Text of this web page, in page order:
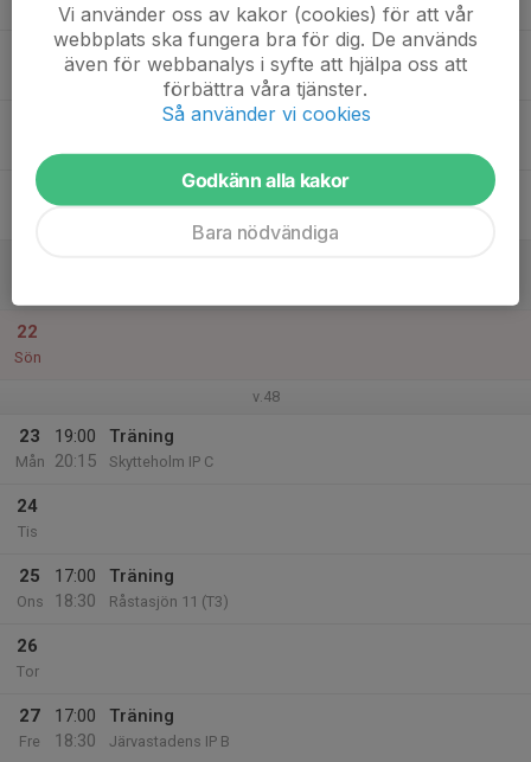
17:00
18:30
Träning
Råstasjön 11 (T3)
20
22
Sön
v.48
23
Mån
19:00
20:15
Träning
Skytteholm IP C
24
Tis
25
Ons
17:00
18:30
Träning
Råstasjön 11 (T3)
26
Tor
27
Fre
17:00
18:30
Träning
Järvastadens IP B
Vi använder oss av kakor (cookies) för att vår
webbplats ska fungera bra för dig. De används
även för webbanalys i syfte att hjälpa oss att
förbättra våra tjänster.
Så använder vi cookies
Godkänn alla kakor
Bara nödvändiga